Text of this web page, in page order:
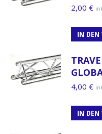
2,00 €
IN DEN
4,00 €
IN DEN